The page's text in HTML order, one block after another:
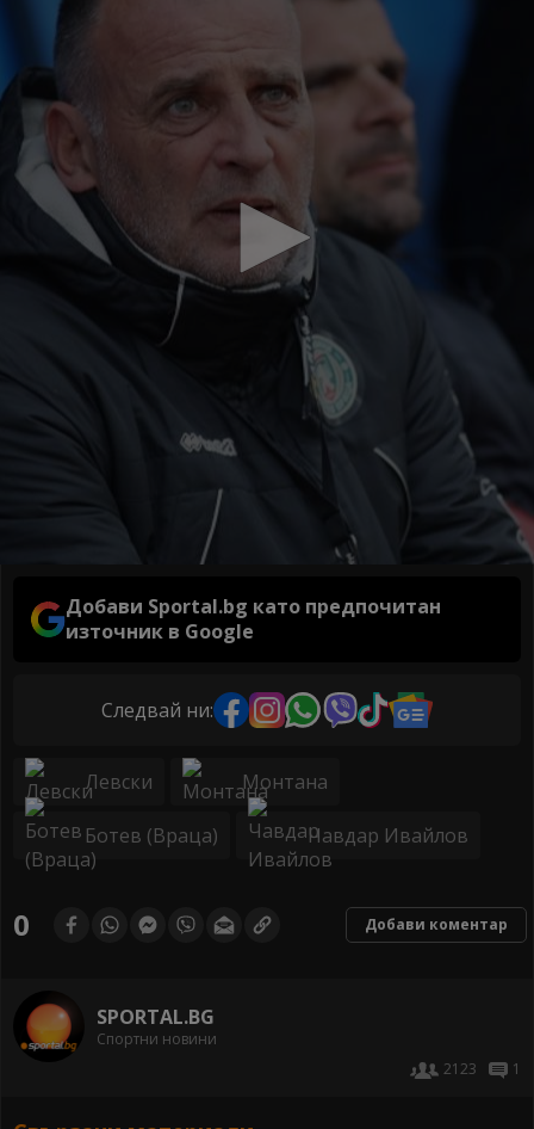
Добави Sportal.bg като предпочитан
източник в Google
Следвай ни:
Левски Монтана
Ботев (Враца) Чавдар Ивайлов
0 Добави коментар
SPORTAL.BG
Спортни новини
2123
1